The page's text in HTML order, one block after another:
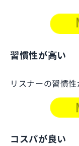
習慣性が⾼い
リスナーの習慣
コスパが良い